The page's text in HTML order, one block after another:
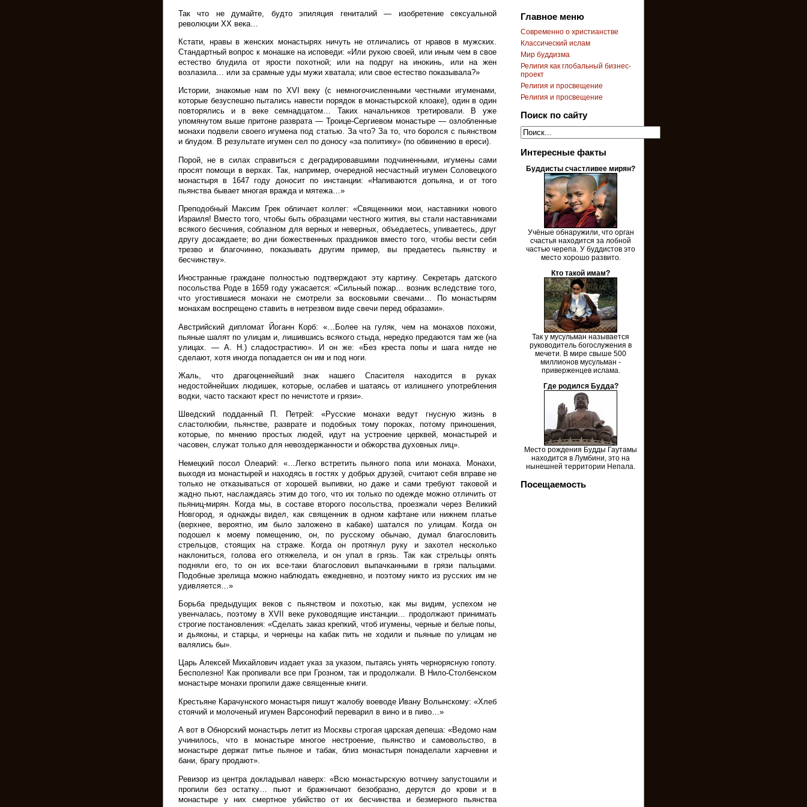
Так что не думайте, будто эпиляция гениталий — изобретение сексуальной
революции XX века…
Кстати, нравы в женских монастырях ничуть не отличались от нравов в мужских.
Стандартный вопрос к монашке на исповеди: «Или рукою своей, или иным чем в свое
естество блудила от ярости похотной; или на подруг на инокинь, или на жен
возлазила… или за срамные уды мужи хватала; или свое естество показывала?»
Истории, знакомые нам по XVI веку (с немногочисленными честными игуменами,
которые безуспешно пытались навести порядок в монастырской клоаке), один в один
повторялись и в веке семнадцатом… Таких начальников третировали. В уже
упомянутом выше притоне разврата — Троице-Сергиевом монастыре — озлобленные
монахи подвели своего игумена под статью. За что? За то, что боролся с пьянством
и блудом. В результате игумен сел по доносу «за политику» (по обвинению в ереси).
Порой, не в силах справиться с деградировавшими подчиненными, игумены сами
просят помощи в верхах. Так, например, очередной несчастный игумен Соловецкого
монастыря в 1647 году доносит по инстанции: «Напиваются допьяна, и от того
пьянства бывает многая вражда и мятежа…»
Преподобный Максим Грек обличает коллег: «Священники мои, наставники нового
Израиля! Вместо того, чтобы быть образцами честного жития, вы стали наставниками
всякого бесчиния, соблазном для верных и неверных, объедаетесь, упиваетесь, друг
другу досаждаете; во дни божественных праздников вместо того, чтобы вести себя
трезво и благочинно, показывать другим пример, вы предаетесь пьянству и
бесчинству».
Иностранные граждане полностью подтверждают эту картину. Секретарь датского
посольства Роде в 1659 году ужасается: «Сильный пожар… возник вследствие того,
что угостившиеся монахи не смотрели за восковыми свечами… По монастырям
монахам воспрещено ставить в нетрезвом виде свечи перед образами».
Австрийский дипломат Йоганн Корб: «…Более на гуляк, чем на монахов похожи,
пьяные шалят по улицам и, лишившись всякого стыда, нередко предаются там же (на
улицах. — А. Н.) сладострастию». И он же: «Без креста попы и шага нигде не
сделают, хотя иногда попадается он им и под ноги.
Жаль, что драгоценнейший знак нашего Спасителя находится в руках
недостойнейших людишек, которые, ослабев и шатаясь от излишнего употребления
водки, часто таскают крест по нечистоте и грязи».
Шведский подданный П. Петрей: «Русские монахи ведут гнусную жизнь в
сластолюбии, пьянстве, разврате и подобных тому пороках, потому приношения,
которые, по мнению простых людей, идут на устроение церквей, монастырей и
часовен, служат только для невоздержанности и обжорства духовных лиц».
Немецкий посол Олеарий: «…Легко встретить пьяного попа или монаха. Монахи,
выходя из монастырей и находясь в гостях у добрых друзей, считают себя вправе не
только не отказываться от хорошей выпивки, но даже и сами требуют таковой и
жадно пьют, наслаждаясь этим до того, что их только по одежде можно отличить от
пьяниц-мирян. Когда мы, в составе второго посольства, проезжали через Великий
Новгород, я однажды видел, как священник в одном кафтане или нижнем платье
(верхнее, вероятно, им было заложено в кабаке) шатался по улицам. Когда он
подошел к моему помещению, он, по русскому обычаю, думал благословить
стрельцов, стоящих на страже. Когда он протянул руку и захотел несколько
наклониться, голова его отяжелела, и он упал в грязь. Так как стрельцы опять
подняли его, то он их все-таки благословил выпачканными в грязи пальцами.
Подобные зрелища можно наблюдать ежедневно, и поэтому никто из русских им не
удивляется…»
Борьба предыдущих веков с пьянством и похотью, как мы видим, успехом не
увенчалась, поэтому в XVII веке руководящие инстанции… продолжают принимать
строгие постановления: «Сделать заказ крепкий, чтоб игумены, черные и белые попы,
и дьяконы, и старцы, и чернецы на кабак пить не ходили и пьяные по улицам не
валялись бы».
Царь Алексей Михайлович издает указ за указом, пытаясь унять чернорясную гопоту.
Бесполезно! Как пропивали все при Грозном, так и продолжали. В Нило-Столбенском
монастыре монахи пропили даже священные книги.
Крестьяне Карачунского монастыря пишут жалобу воеводе Ивану Волынскому: «Хлеб
стоячий и молоченый игумен Варсонофий переварил в вино и в пиво…»
А вот в Обнорский монастырь летит из Москвы строгая царская депеша: «Ведомо нам
учинилось, что в монастыре многое нестроение, пьянство и самовольство, в
монастыре держат питье пьяное и табак, близ монастыря понаделали харчевни и
бани, брагу продают».
Ревизор из центра докладывал наверх: «Всю монастырскую вотчину запустошили и
пропили без остатку… пьют и бражничают безобразно, дерутся до крови и в
монастыре у них смертное убийство от их бесчинства и безмерного пьянства
Главное меню
Cовременно о христианстве
Классический ислам
Мир буддизма
Религия как глобальный бизнес-
проект
Религия и просвещение
Религия и просвещение
Поиск по сайту
Интересные факты
Буддисты счастливее мирян?
Учёные обнаружили, что орган
счастья находится за лобной
частью черепа. У буддистов это
место хорошо развито.
Кто такой имам?
Так у мусульман называется
руководитель богослужения в
мечети. В мире свыше 500
миллионов мусульман -
приверженцев ислама.
Где родился Будда?
Место рождения Будды Гаутамы
находится в Лумбини, это на
нынешней территории Непала.
Посещаемость